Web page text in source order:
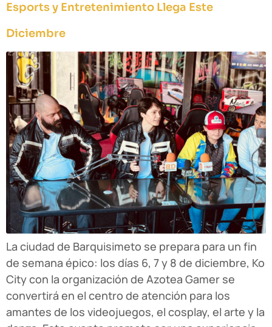
Esports y Entretenimiento Llega Este
Diciembre
La ciudad de Barquisimeto se prepara para un fin
de semana épico: los días 6, 7 y 8 de diciembre, Ko
City con la organización de Azotea Gamer se
convertirá en el centro de atención para los
amantes de los videojuegos, el cosplay, el arte y la